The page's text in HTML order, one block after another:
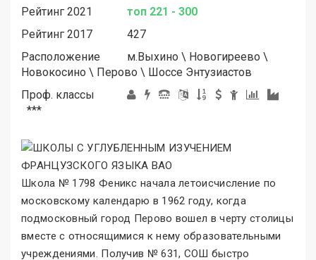
Рейтинг 2021
топ 221 - 300
Рейтинг 2017
427
Расположение
м.Выхино \ Новогиреево \
Новокосино \ Перово \ Шоссе Энтузиастов
Проф. классы
***
Школа № 1798 Феникс начала летоисчисление по
московскому календарю в 1962 году, когда
подмосковный город Перово вошел в черту столицы
вместе с относящимися к нему образовательными
учреждениями. Получив № 631, СОШ быстро